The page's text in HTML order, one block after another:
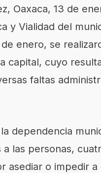
Oaxaca, 13 de
y Vialidad del
enero, se
capital, cuyo
faltas
dependencia
a las personas,
asediar o impedir